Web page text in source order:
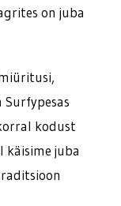
on juba
kodust
käisime juba